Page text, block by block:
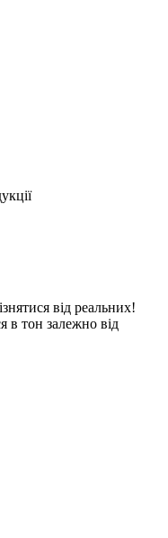
від реальних!
в тон залежно від